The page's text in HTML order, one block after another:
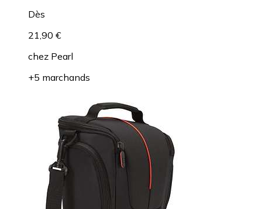
Dès
21,90 €
chez Pearl
+5 marchands